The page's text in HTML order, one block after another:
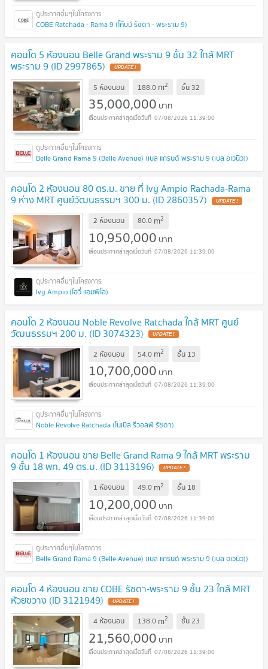
COBE Ratchada - Rama 9 (โค้บบ์ รัชดา - พระราม 9)
คอนโด 5 ห้องนอน Belle Grand พระราม 9 ชั้น 32 ใกล้ MRT
พระราม 9 (ID 2997865) UPDATE !
5 ห้องนอน 188.0 m2 ชั้น 32
35,000,000 บาท
07/08/2026 11:39:00
Belle Grand Rama 9 (Belle Avenue) (เบล แกรนด์ พระราม 9 (เบล อเวนิว))
คอนโด 2 ห้องนอน 80 ตร.ม. ขาย ที่ Ivy Ampio Rachada-Rama
9 ห่าง MRT ศูนย์วัฒนธรรมฯ 300 ม. (ID 2860357) UPDATE !
2 ห้องนอน 80.0 m2
10,950,000 บาท
07/08/2026 11:39:00
Ivy Ampio (ไอวี่ แอมพิโอ)
คอนโด 2 ห้องนอน Noble Revolve Ratchada ใกล้ MRT ศูนย์
วัฒนธรรมฯ 200 ม. (ID 3074323) UPDATE !
2 ห้องนอน 54.0 m2 ชั้น 13
10,700,000 บาท
07/08/2026 11:39:00
Noble Revolve Ratchada (โนเบิล รีวอลฟ์ รัชดา)
คอนโด 1 ห้องนอน ขาย Belle Grand Rama 9 ใกล้ MRT พระราม
9 ชั้น 18 พท. 49 ตร.ม. (ID 3113196) UPDATE !
1 ห้องนอน 49.0 m2 ชั้น 18
10,200,000 บาท
07/08/2026 11:39:00
Belle Grand Rama 9 (Belle Avenue) (เบล แกรนด์ พระราม 9 (เบล อเวนิว))
คอนโด 4 ห้องนอน ขาย COBE รัชดา-พระราม 9 ชั้น 23 ใกล้ MRT
ห้วยขวาง (ID 3121949) UPDATE !
4 ห้องนอน 138.0 m2 ชั้น23
21,560,000 บาท
07/08/2026 11:39:00